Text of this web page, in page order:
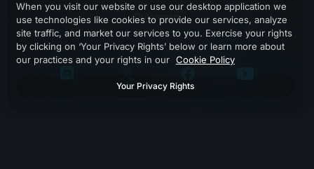
Dukungan
When you visit our website or use our desktop application we
use technologies like cookies to provide our services, analyze
site traffic, and market our services to you. Exercise your rights
by clicking on ‘Your Privacy Rights’ below or learn more about
our practices and your rights in our Cookie Policy
Your Privacy Rights